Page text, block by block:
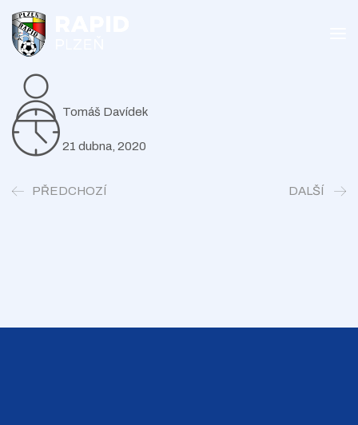
Tomáš Davídek
21 dubna, 2020
PŘEDCHOZÍ DALŠÍ